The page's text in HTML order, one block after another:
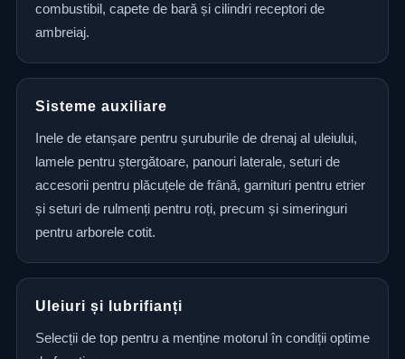
combustibil, capete de bară și cilindri receptori de
ambreiaj.
Sisteme auxiliare
Inele de etanșare pentru șuruburile de drenaj al uleiului,
lamele pentru ștergătoare, panouri laterale, seturi de
accesorii pentru plăcuțele de frână, garnituri pentru etrier
și seturi de rulmenți pentru roți, precum și simeringuri
pentru arborele cotit.
Uleiuri și lubrifianți
Selecții de top pentru a menține motorul în condiții optime